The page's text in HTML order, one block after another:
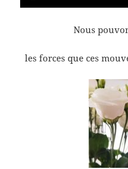
Nous
les forces que ces